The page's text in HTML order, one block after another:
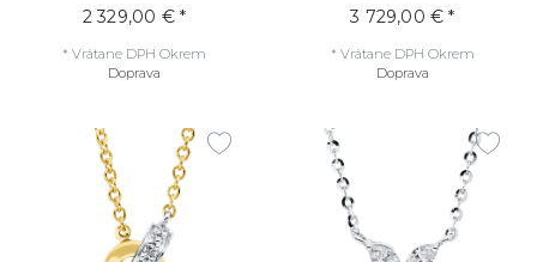
2 329,00 € *
* Vrátane DPH Okrem
Doprava
3 729,00 € *
* Vrátane DPH Okrem
Doprava